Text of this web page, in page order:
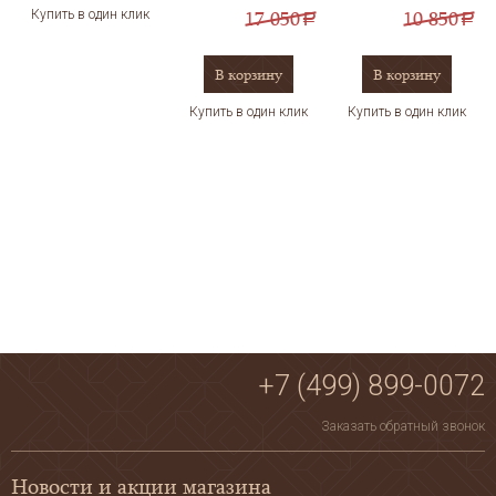
Купить в один клик 17 050a
В корзину
Купить в один клик
10 850a
В корзину
Купить в один клик
+7 (499) 899-0072
Заказать обратный звонок
Новости и акции магазина